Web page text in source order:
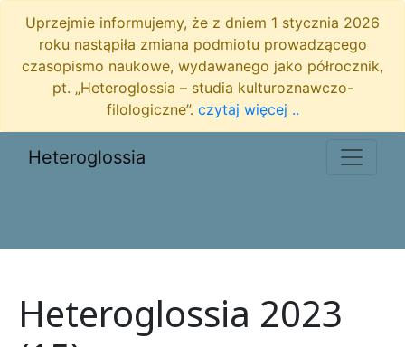
Uprzejmie informujemy, że z dniem 1 stycznia 2026
roku nastąpiła zmiana podmiotu prowadzącego
czasopismo naukowe, wydawanego jako półrocznik,
pt. „Heteroglossia – studia kulturoznawczo-
filologiczne”. czytaj więcej ..
Heteroglossia
Heteroglossia 2023